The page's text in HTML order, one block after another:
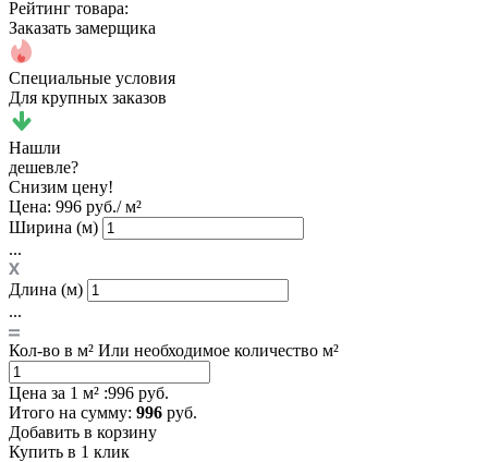
Рейтинг товара:
Заказать замерщика
Специальные условия
Для крупных заказов
Нашли
дешевле?
Снизим цену!
Цена: 996 руб./ м²
Ширина (м)
...
Длина (м)
...
Кол-во в м² Или необходимое количество м²
Цена за 1 м² :996 руб.
Итого на сумму: 996 руб.
Добавить в корзину
Купить в 1 клик